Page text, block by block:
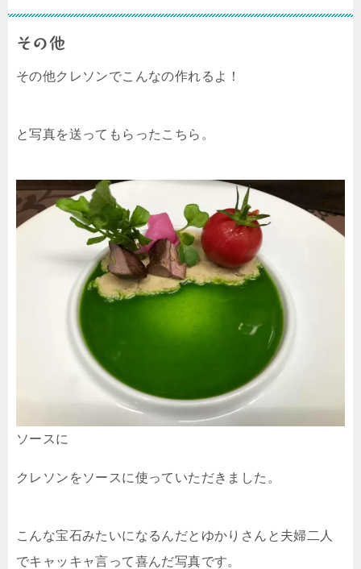
その他
その他クレソンでこんなの作れるよ！
と写真を送ってもらったこちら。
ソースに
クレソンをソースに使っていただきました。
こんな宝石みたいになるんだとゆかりさんと夫婦二人
でキャッキャ言って喜んだ写真です。